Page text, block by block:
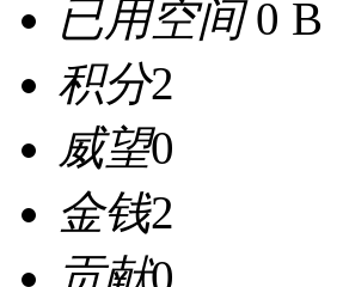
已用空间0 B
积分2
威望0
金钱2